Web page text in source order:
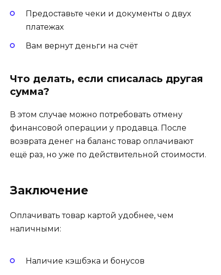
Предоставьте чеки и документы о двух
платежах
Вам вернут деньги на счёт
Что делать, если списалась другая
сумма?
В этом случае можно потребовать отмену
финансовой операции у продавца. После
возврата денег на баланс товар оплачивают
ещё раз, но уже по действительной стоимости.
Заключение
Оплачивать товар картой удобнее, чем
наличными:
Наличие кэшбэка и бонусов